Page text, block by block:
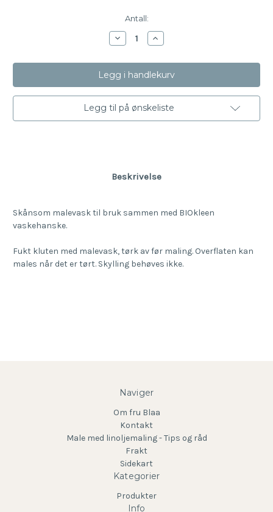
Antall:
Reduser
mengde
BIOkleen
Malevask
Øk
antallet
BIOkleen
Malevask
Legg til på ønskeliste
Beskrivelse
Skånsom malevask til bruk sammen med BIOkleen
vaskehanske.
Fukt kluten med malevask, tørk av før maling. Overflaten kan
males når det er tørt. Skylling behøves ikke.
Naviger
Om fru Blaa
Kontakt
Male med linoljemaling - Tips og råd
Frakt
Sidekart
Kategorier
Produkter
Info